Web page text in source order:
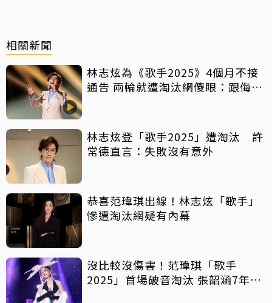
相關新聞
林志炫為《歌手2025》4個月不接
通告 兩輪就遭淘汰網傻眼：跟侮辱
林志炫登「歌手2025」遭淘汰 許
常德直言：失敗沒有意外
恭喜范瑋琪出線！林志炫「歌手」
慘遭淘汰網疑有內幕
沒比較沒傷害！范瑋琪「歌手
2025」首場破音淘汰 張韶涵7年前